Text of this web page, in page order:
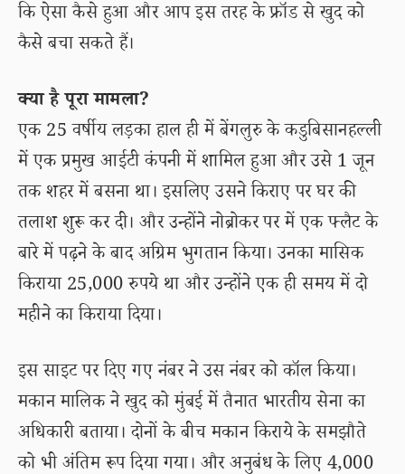
कि ऐसा कैसे हुआ और आप इस तरह के फ्रॉड से खुद को
कैसे बचा सकते हैं।
क्या है पूरा मामला?
एक 25 वर्षीय लड़का हाल ही में बेंगलुरु के कडुबिसानहल्ली
में एक प्रमुख आईटी कंपनी में शामिल हुआ और उसे 1 जून
तक शहर में बसना था। इसलिए उसने किराए पर घर की
तलाश शुरू कर दी। और उन्होंने नोब्रोकर पर में एक फ्लैट के
बारे में पढ़ने के बाद अग्रिम भुगतान किया। उनका मासिक
किराया 25,000 रुपये था और उन्होंने एक ही समय में दो
महीने का किराया दिया।
इस साइट पर दिए गए नंबर ने उस नंबर को कॉल किया।
मकान मालिक ने खुद को मुंबई में तैनात भारतीय सेना का
अधिकारी बताया। दोनों के बीच मकान किराये के समझौते
को भी अंतिम रूप दिया गया। और अनुबंध के लिए 4,000